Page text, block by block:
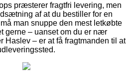
præsterer fragtfri levering, men
af at du bestiller for en
man snuppe den mest letkøbte
gerne – uanset om du er nær
Haslev – er at få fragtmanden til at